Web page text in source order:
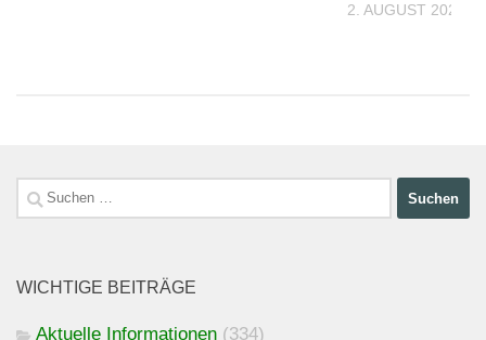
2. AUGUST 2026
Suchen
nach:
WICHTIGE BEITRÄGE
Aktuelle Informationen (334)